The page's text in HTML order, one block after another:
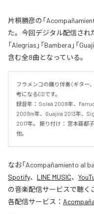
片桐勝彦の「
た。今回デジタル配信され
「Alegrías」「Bambera」「
含む全8曲となっている。
フラメンコの踊り伴奏（ギター
考になるCDです。
録音年： Soleá 2009年、
2009m年、Guajira 2013年、
2017年。 振り付け： 宮本亜都
他。
なお「Acompañamiento al
Spotify、 LINE MUSIC、
の音楽配信サービスで聴く
各配信サービス：